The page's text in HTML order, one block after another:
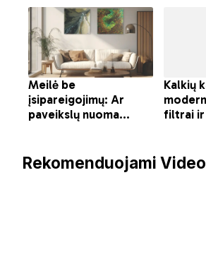
Rekomenduojami Video